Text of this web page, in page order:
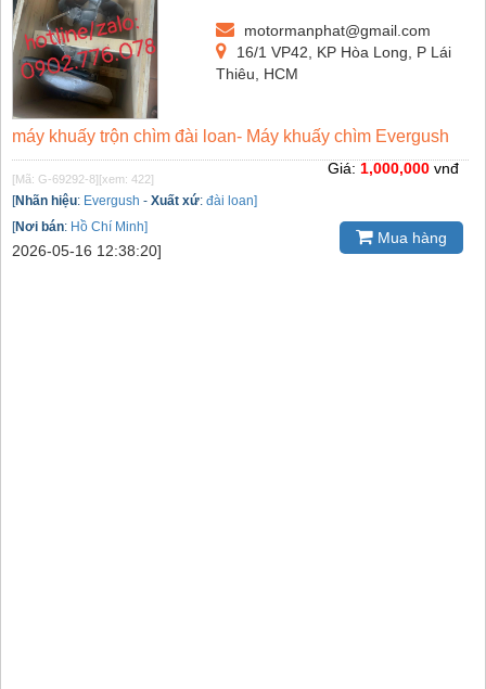
motormanphat@gmail.com
16/1 VP42, KP Hòa Long, P Lái
Thiêu, HCM
máy khuấy trộn chìm đài loan- Máy khuấy chìm Evergush
[Mã: G-69292-8][xem: 422]
[Nhãn hiệu: Evergush - Xuất xứ: đài loan]
[Nơi bán: Hồ Chí Minh]
2026-05-16 12:38:20]
Giá: 1,000,000 vnđ
Mua hàng